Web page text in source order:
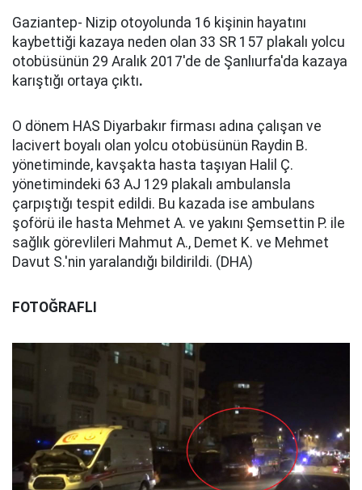
Gaziantep- Nizip otoyolunda 16 kişinin hayatını
kaybettiği kazaya neden olan 33 SR 157 plakalı yolcu
otobüsünün 29 Aralık 2017'de de Şanlıurfa'da kazaya
karıştığı ortaya çıktı.
O dönem HAS Diyarbakır firması adına çalışan ve
lacivert boyalı olan yolcu otobüsünün Raydin B.
yönetiminde, kavşakta hasta taşıyan Halil Ç.
yönetimindeki 63 AJ 129 plakalı ambulansla
çarpıştığı tespit edildi. Bu kazada ise ambulans
şoförü ile hasta Mehmet A. ve yakını Şemsettin P. ile
sağlık görevlileri Mahmut A., Demet K. ve Mehmet
Davut S.'nin yaralandığı bildirildi. (DHA)
FOTOĞRAFLI